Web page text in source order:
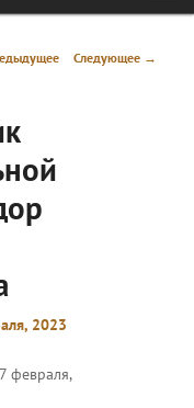
Следующее →
2023
февраля,